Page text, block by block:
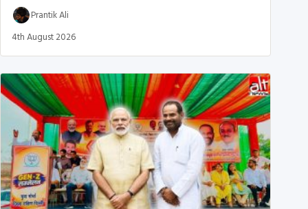
Prantik Ali
4th August 2026